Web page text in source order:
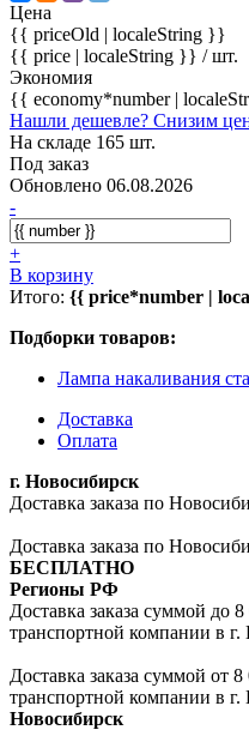
Цена
{{ priceOld | localeString }}
{{ price | localeString }} / шт.
Экономия
{{ economy*number |
Нашли дешевле? Снизим
На складе 165 шт.
Под заказ
Обновлено 06.08.2026
-
+
В корзину
Итого: {{ price*number |
Подборки товаров:
Лампа накаливания
Доставка
Оплата
г. Новосибирск
Доставка заказа по
Доставка заказа по
БЕСПЛАТНО
Регионы РФ
Доставка заказа суммой до
транспортной компании в
Доставка заказа суммой от
транспортной компании в
Новосибирск